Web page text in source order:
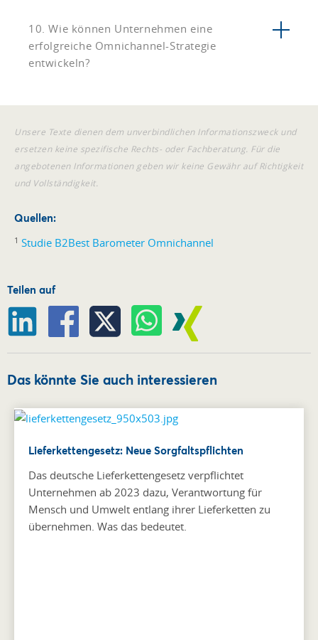
10. Wie können Unternehmen eine
erfolgreiche Omnichannel-Strategie
entwickeln?
Unsere Texte dienen dem unverbindlichen Informationszweck und
ersetzen keine spezifische Rechts- oder Fachberatung. Für die
angebotenen Informationen geben wir keine Gewähr auf Richtigkeit
und Vollständigkeit.
Quellen:
1 Studie B2Best Barometer Omnichannel
Teilen auf
Das könnte Sie auch interessieren
Lieferkettengesetz: Neue Sorgfaltspflichten
Das deutsche Lieferkettengesetz verpflichtet
Unternehmen ab 2023 dazu, Verantwortung für
Mensch und Umwelt entlang ihrer Lieferketten zu
übernehmen. Was das bedeutet.